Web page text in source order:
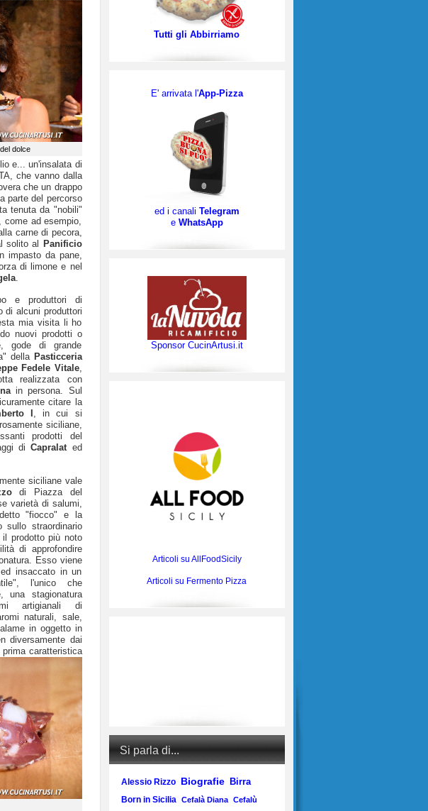
dolce
e... un'insalata di
che vanno dalla
che un drappo
parte del percorso
tenuta da "nobili"
ad esempio,
carne di pecora,
solito al
Panificio
impasto da pane,
di limone e nel
.
e produttori di
di alcuni produttori
mia visita li ho
nuovi prodotti o
gode di grande
della Pasticceria
Fedele Vitale,
realizzata con
in persona. Sul
citare la
I , in cui si
siciliane,
prodotti del
diCapralated
siciliane vale
di Piazza del
varietà di salumi,
"fiocco" e la
sullo straordinario
prodotto più noto
di approfondire
Esso viene
insaccato in un
l'unico che
una stagionatura
artigianali di
naturali, sale,
in oggetto in
diversamente dai
prima caratteristica
Tutti gli Abbirriamo
E' arrivata l'App-Pizza
ed i canali Telegram
e WhatsApp
Sponsor CucinArtusi.it
Articoli su AllFoodSicily
Articoli su Fermento Pizza
Si parla di...
Alessio Rizzo Biografie Birra
Born in Sicilia Cefalà Diana Cefalù